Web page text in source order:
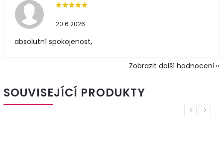
20.6.2026
absolutní spokojenost,
Zobrazit další hodnocení
SOUVISEJÍCÍ PRODUKTY
Previous
Next